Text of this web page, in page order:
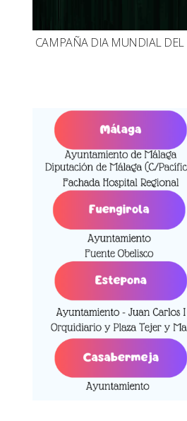
CAMPAÑA DIA MUNDIAL DEL